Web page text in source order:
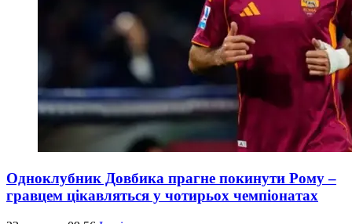
Одноклубник Довбика прагне покинути Рому –
гравцем цікавляться у чотирьох чемпіонатах